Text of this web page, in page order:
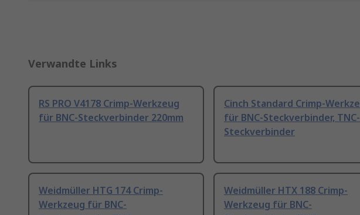
Verwandte Links
RS PRO V4178 Crimp-Werkzeug
für BNC-Steckverbinder 220mm
Cinch Standard Crimp-
für BNC-Steckverbinder, TNC-
Steckverbinder
Weidmüller HTG 174 Crimp-
Werkzeug für BNC-
Weidmüller HTX 188 Crimp-
Werkzeug für BNC-